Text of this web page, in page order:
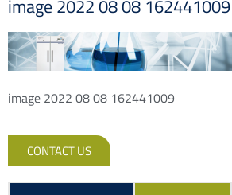
image 2022 08 08 162441009
image 2022 08 08 162441009
CONTACT US